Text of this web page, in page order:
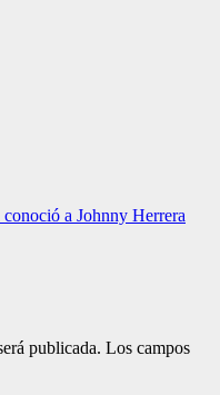
a Johnny Herrera
publicada. Los campos